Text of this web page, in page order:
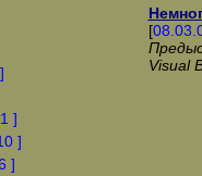
]
]
]
[
Visual